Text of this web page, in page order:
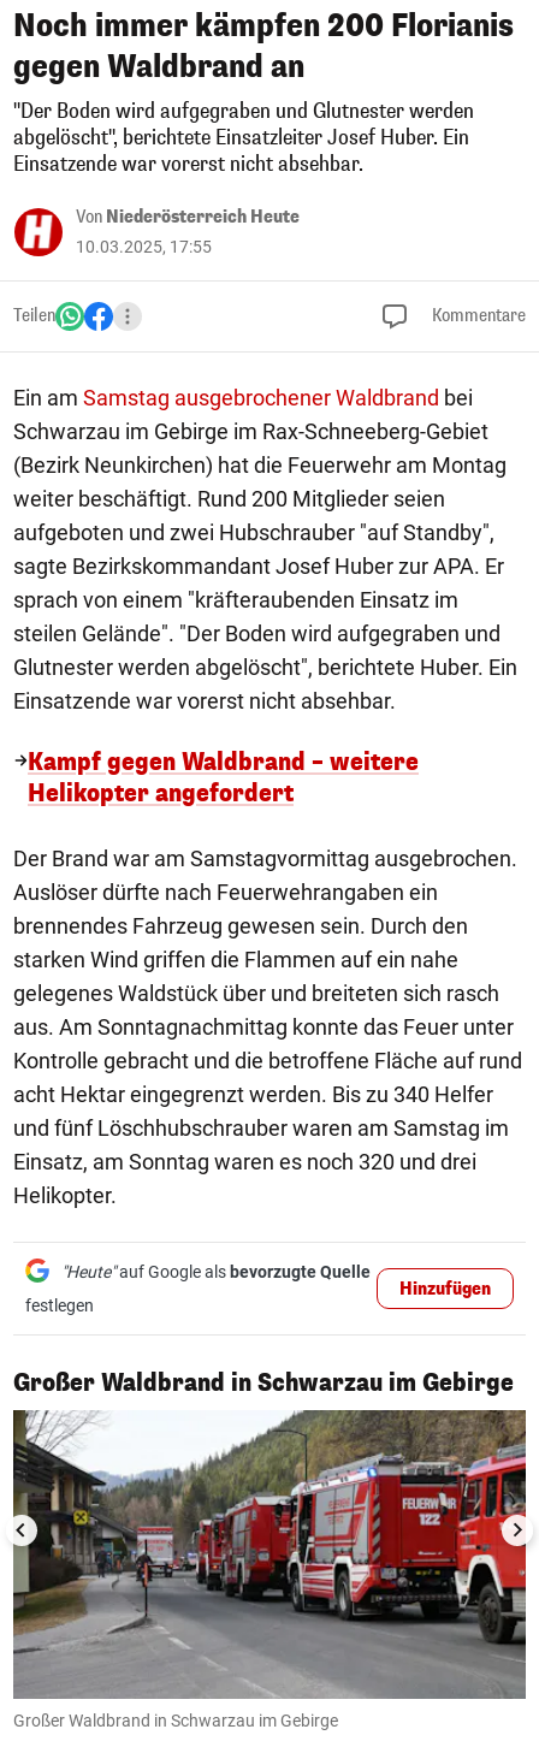
Noch immer kämpfen 200 Florianis
gegen Waldbrand an
"Der Boden wird aufgegraben und Glutnester werden
abgelöscht", berichtete Einsatzleiter Josef Huber. Ein
Einsatzende war vorerst nicht absehbar.
Von Niederösterreich Heute
10.03.2025, 17:55
Teilen Kommentare
Ein am Samstag ausgebrochener Waldbrand bei
Schwarzau im Gebirge im Rax-Schneeberg-Gebiet
(Bezirk Neunkirchen) hat die Feuerwehr am Montag
weiter beschäftigt. Rund 200 Mitglieder seien
aufgeboten und zwei Hubschrauber "auf Standby",
sagte Bezirkskommandant Josef Huber zur APA. Er
sprach von einem "kräfteraubenden Einsatz im
steilen Gelände". "Der Boden wird aufgegraben und
Glutnester werden abgelöscht", berichtete Huber. Ein
Einsatzende war vorerst nicht absehbar.
Kampf gegen Waldbrand – weitere
Helikopter angefordert
Der Brand war am Samstagvormittag ausgebrochen.
Auslöser dürfte nach Feuerwehrangaben ein
brennendes Fahrzeug gewesen sein. Durch den
starken Wind griffen die Flammen auf ein nahe
gelegenes Waldstück über und breiteten sich rasch
aus. Am Sonntagnachmittag konnte das Feuer unter
Kontrolle gebracht und die betroffene Fläche auf rund
acht Hektar eingegrenzt werden. Bis zu 340 Helfer
und fünf Löschhubschrauber waren am Samstag im
Einsatz, am Sonntag waren es noch 320 und drei
Helikopter.
"Heute"auf Google als bevorzugte Quelle
festlegen
Hinzufügen
Großer Waldbrand in Schwarzau im Gebirge
1/16
Großer Waldbrand in Schwarzau im Gebirge